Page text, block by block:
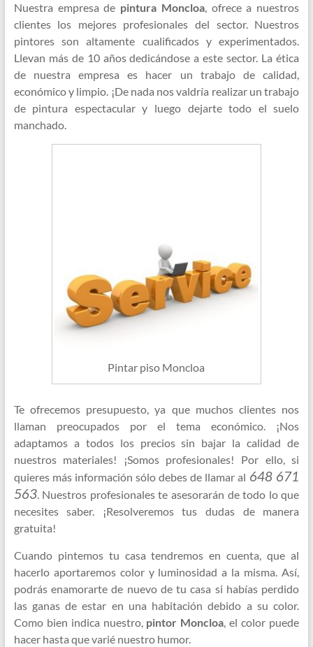
Nuestra empresa de pintura Moncloa, ofrece a nuestros
clientes los mejores profesionales del sector. Nuestros
pintores son altamente cualificados y experimentados.
Llevan más de 10 años dedicándose a este sector. La ética
de nuestra empresa es hacer un trabajo de calidad,
económico y limpio. ¡De nada nos valdría realizar un trabajo
de pintura espectacular y luego dejarte todo el suelo
manchado.
Pintar piso Moncloa
Te ofrecemos presupuesto, ya que muchos clientes nos
llaman preocupados por el tema económico. ¡Nos
adaptamos a todos los precios sin bajar la calidad de
nuestros materiales! ¡Somos profesionales! Por ello, si
quieres más información sólo debes de llamar al 648 671
563. Nuestros profesionales te asesorarán de todo lo que
necesites saber. ¡Resolveremos tus dudas de manera
gratuita!
Cuando pintemos tu casa tendremos en cuenta, que al
hacerlo aportaremos color y luminosidad a la misma. Así,
podrás enamorarte de nuevo de tu casa si habías perdido
las ganas de estar en una habitación debido a su color.
Como bien indica nuestro, pintor Moncloa, el color puede
hacer hasta que varié nuestro humor.